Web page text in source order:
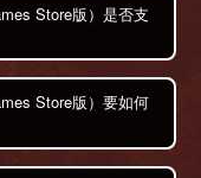
Store版）是否支
Store版）要如何